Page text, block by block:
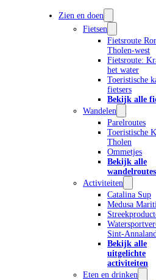
Zien en doen
Fietsen
Fietsroute
Tholen-west
Fietsroute:
het water
Toeristische
fietsers
Bekijk alle
Wandelen
Parelroutes
Toeristische
Tholen
Ommetjes
Bekijk alle
wandelroutes
Activiteiten
Catalina Sup
Medusa
Sint-
Bekijk alle
uitgelichte
activiteiten
Eten en drinken
ommetje Sint-Maartensdijk